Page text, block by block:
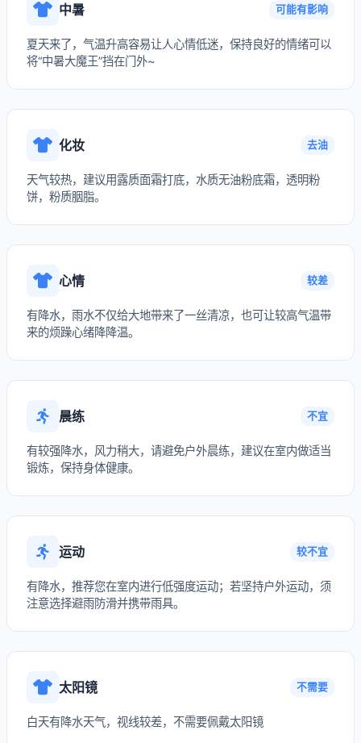
中暑 可能有影响
夏天来了，气温升高容易让人心情低迷，保持良好的情绪可以
将“中暑大魔王”挡在门外~
化妆 去油
天气较热，建议用露质面霜打底，水质无油粉底霜，透明粉
饼，粉质胭脂。
心情 较差
有降水，雨水不仅给大地带来了一丝清凉，也可让较高气温带
来的烦躁心绪降降温。
晨练 不宜
有较强降水，风力稍大，请避免户外晨练，建议在室内做适当
锻炼，保持身体健康。
运动 较不宜
有降水，推荐您在室内进行低强度运动；若坚持户外运动，须
注意选择避雨防滑并携带雨具。
太阳镜 不需要
白天有降水天气，视线较差，不需要佩戴太阳镜